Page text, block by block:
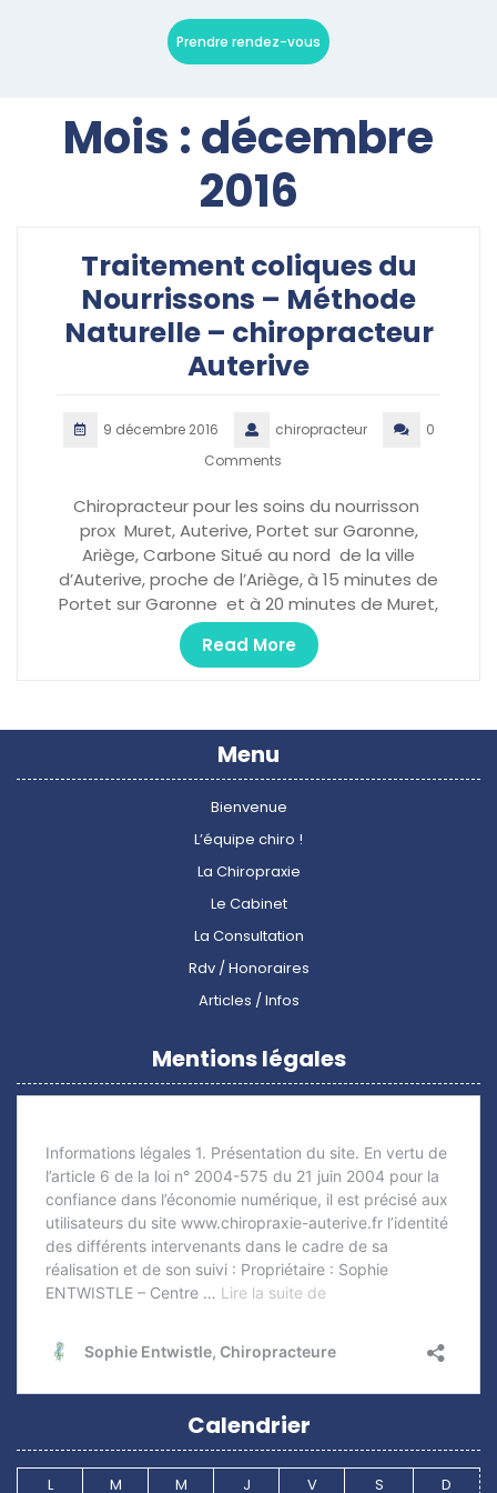
Prendre rendez-vous
Mois :décembre
2016
Traitement coliques du
Nourrissons – Méthode
Naturelle – chiropracteur
Auterive
9 décembre 2016 chiropracteur
0
Comments
Chiropracteur pour les soins du nourrisson
prox Muret, Auterive, Portet sur Garonne,
Ariège, Carbone Situé au nord de la ville
d’Auterive, proche de l’Ariège, à 15 minutes de
Portet sur Garonne et à 20 minutes de Muret,
Read More
Menu
Bienvenue
L’équipe chiro !
La Chiropraxie
Le Cabinet
La Consultation
Rdv / Honoraires
Articles / Infos
Mentions légales
Calendrier
L M M J V S D